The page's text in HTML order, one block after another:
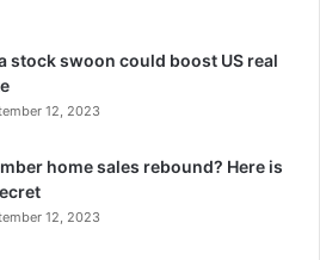
stock swoon could boost US real
12, 2023
home sales rebound? Here is
12, 2023